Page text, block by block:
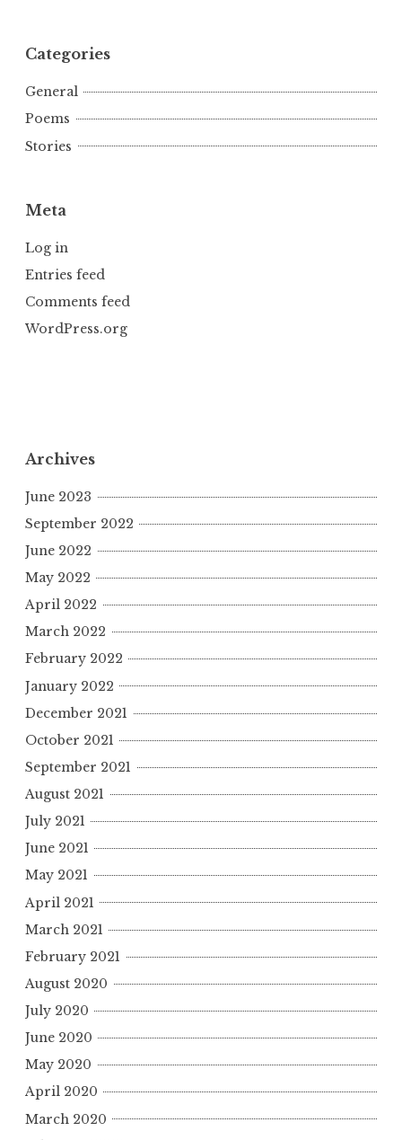
Categories
General
Poems
Stories
Meta
Log in
Entries feed
Comments feed
WordPress.org
Archives
June 2023
September 2022
June 2022
May 2022
April 2022
March 2022
February 2022
January 2022
December 2021
October 2021
September 2021
August 2021
July 2021
June 2021
May 2021
April 2021
March 2021
February 2021
August 2020
July 2020
June 2020
May 2020
April 2020
March 2020